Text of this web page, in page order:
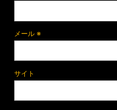
メール ※
サイト